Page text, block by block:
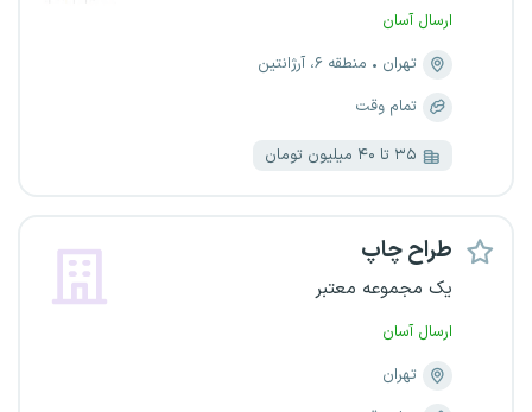
ارسال آسان
تهران
منطقه ۶، آرژانتین
تمام وقت
۳۵ تا ۴۰ میلیون تومان
طراح چاپ
یک مجموعه معتبر
ارسال آسان
تهران